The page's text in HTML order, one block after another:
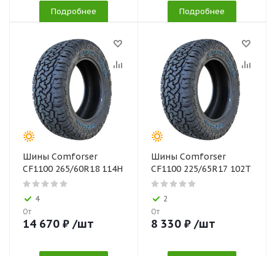
Подробнее Подробнее
Шины Comforser
CF1100 265/60R18 114H
4
От
14 670 ₽ /шт
Шины Comforser
CF1100 225/65R17 102Т
2
От
8 330 ₽ /шт